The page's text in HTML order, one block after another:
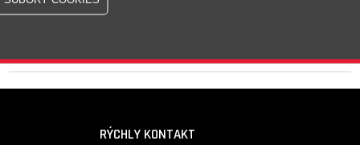
RÝCHLY KONTAKT